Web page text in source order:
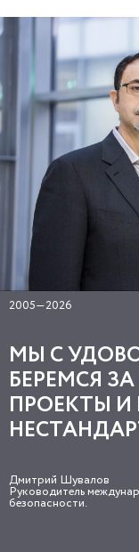
2005—2026
МЫ С
БЕРЕМСЯ
ПРОЕКТЫ И
Дмитрий Шувалов
Руководитель
безопасности.